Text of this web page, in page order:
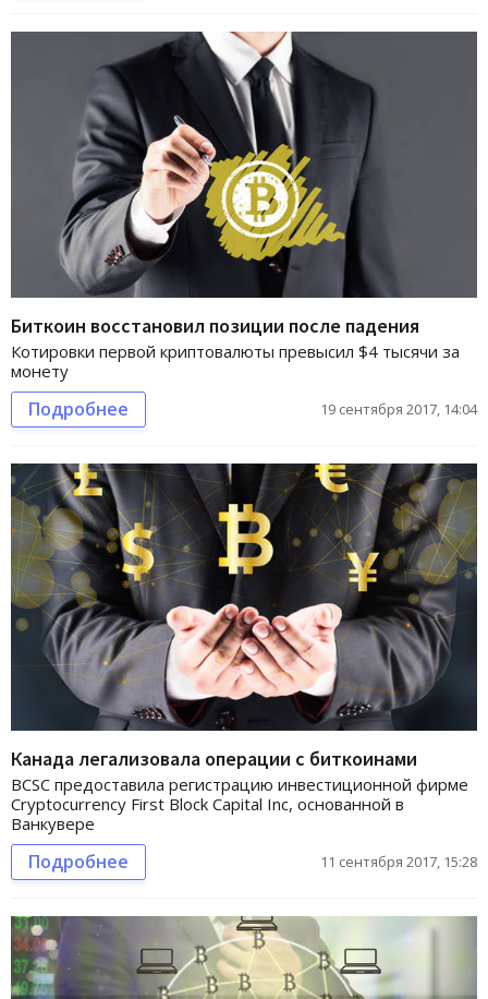
Биткоин восстановил позиции после падения
Котировки первой криптовалюты превысил $4 тысячи за
монету
Подробнее 19 сентября 2017, 14:04
Канада легализовала операции с биткоинами
BCSC предоставила регистрацию инвестиционной фирме
Cryptocurrency First Block Capital Inc, основанной в
Ванкувере
Подробнее 11 сентября 2017, 15:28